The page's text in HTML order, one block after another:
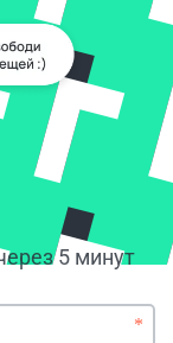
5 минут
*